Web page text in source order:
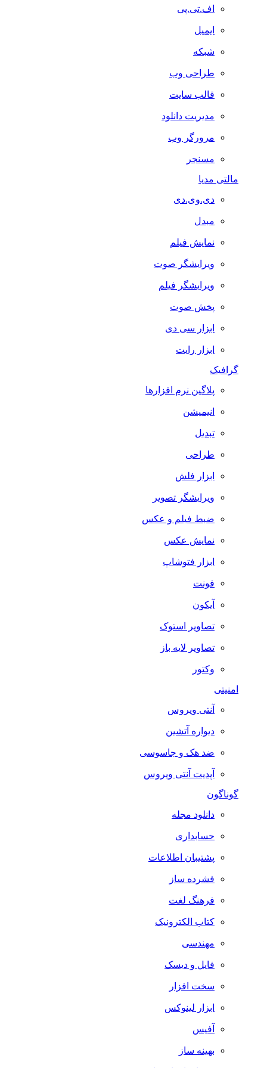
اف.تی.پی
ایمیل
شبکه
طراحی وب
قالب سایت
مدیریت دانلود
مرورگر وب
مسنجر
مالتی مدیا
دی.وی.دی
مبدل
نمایش فیلم
ویرایشگر صوت
ویرایشگر فیلم
پخش صوت
ابزار سی دی
ابزار رایت
گرافیک
پلاگین نرم افزارها
انیمیشن
تبدیل
طراحی
ابزار فلش
ویرایشگر تصویر
ضبط فيلم و عكس
نمایش عکس
ابزار فتوشاپ
فونت
آیکون
تصاویر استوک
تصاویر لایه باز
وکتور
آنتی ویروس
دیواره آتشین
ضد هک و جاسوسی
آپدیت آنتی ویروس
گوناگون
دانلود مجله
حسابداری
پشتیبان اطلاعات
فشرده ساز
فرهنگ لغت
کتاب الکترونیک
مهندسی
فایل و دیسک
سخت افزار
ابزار لینوکس
آفیس
بهینه ساز